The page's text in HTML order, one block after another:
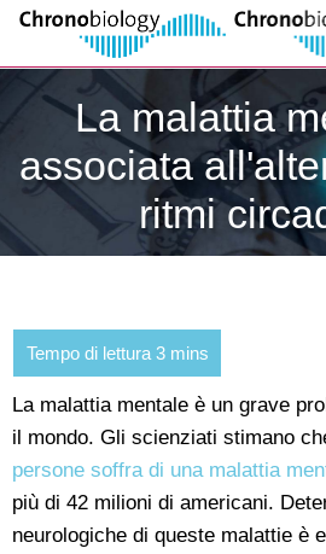
La malattia
associata
ritmi
La malattia mentale è un grave
il mondo. Gli scienziati stimano
persone soffra di una malattia
più di 42 milioni di americani.
neurologiche di queste malattie è